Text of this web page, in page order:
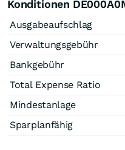
Konditionen
Ausgabeaufschlag
Verwaltungsgebühr
Bankgebühr
Total Expense Ratio
Mindestanlage
Sparplanfähig